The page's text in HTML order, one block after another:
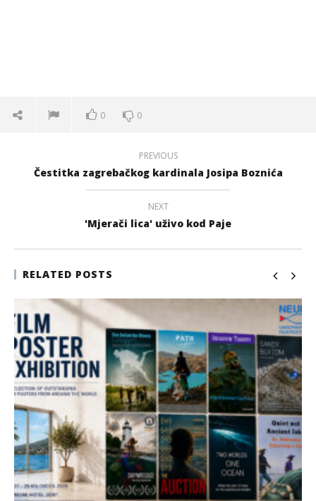
0 0
PREVIOUS
Čestitka zagrebačkog kardinala Josipa Boznića
NEXT
'Mjerači lica' uživo kod Paje
RELATED POSTS